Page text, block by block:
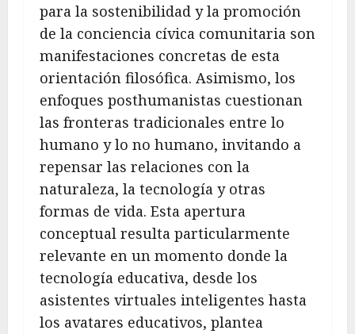
para la sostenibilidad y la promoción
de la conciencia cívica comunitaria son
manifestaciones concretas de esta
orientación filosófica. Asimismo, los
enfoques posthumanistas cuestionan
las fronteras tradicionales entre lo
humano y lo no humano, invitando a
repensar las relaciones con la
naturaleza, la tecnología y otras
formas de vida. Esta apertura
conceptual resulta particularmente
relevante en un momento donde la
tecnología educativa, desde los
asistentes virtuales inteligentes hasta
los avatares educativos, plantea